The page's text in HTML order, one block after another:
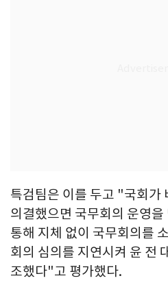
특검팀은 이를 두고 "국회가
의결했으면 국무회의 운영
통해 지체 없이 국무회의를
회의 심의를 지연시켜 윤 전
조했다"고 평가했다.